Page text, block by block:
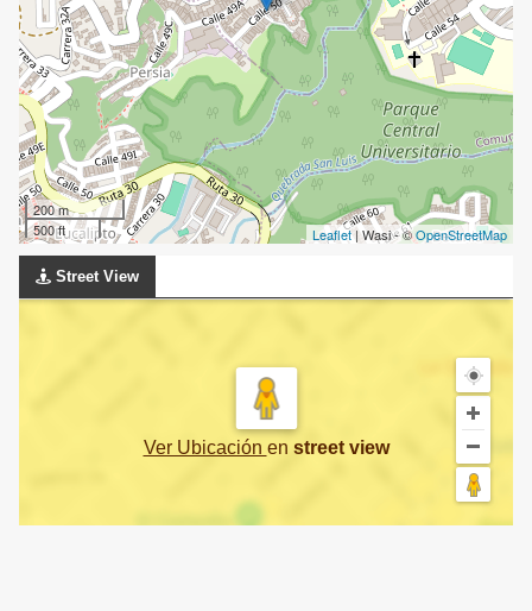
200 m
500 ft
Leaflet| Wasi - ©OpenStreetMap
Street View
Ver Ubicación en street view